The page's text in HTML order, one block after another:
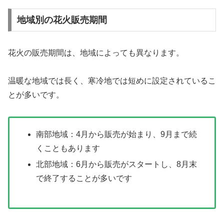
地域別の花火販売期間
花火の販売期間は、地域によっても異なります。
温暖な地域では長く、寒冷地では短めに設定されているこ
とが多いです。
南部地域：4月から販売が始まり、9月まで続
くこともあります
北部地域：6月から販売がスタートし、8月末
で終了することが多いです